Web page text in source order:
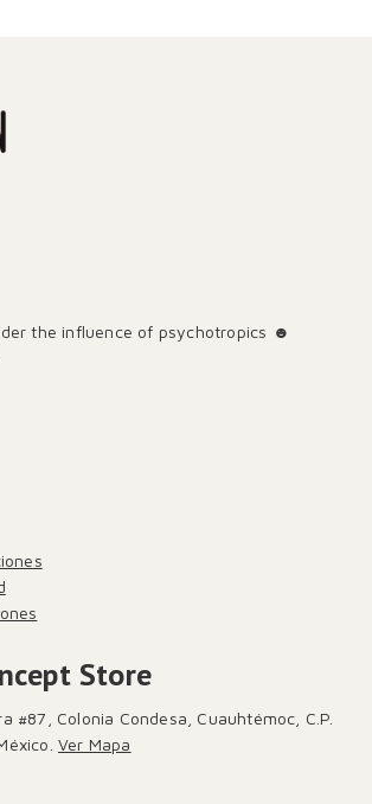
the influence of psychotropics ☻
Store
#87, Colonia Condesa, Cuauhtémoc, C.P.
Ver Mapa